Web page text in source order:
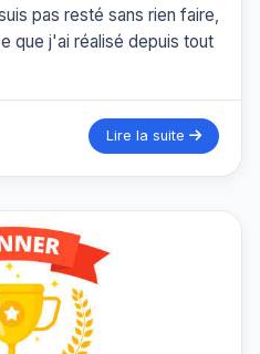
pas resté sans rien faire,
que j'ai réalisé depuis tout
Lire la suite